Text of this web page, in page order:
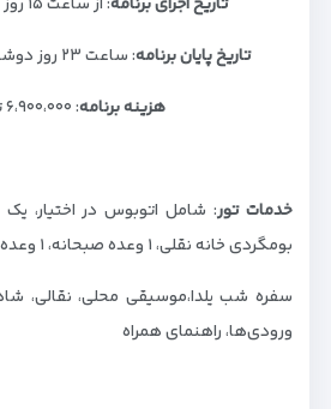
تاریخ پایان برنامه: ساعت ۲۳ روز دوشنبه ۱ دی ماه ۱۴۰۴
هزینه برنامه: ۶،۹۰۰،۰۰۰ تومان
خدمات تور: شامل اتوبوس در اختیار،
بومگردی خانه نقلی، ۱ وعده صبحانه، ۱ وعده شام، ۱ وعده ناهار،
سفره شب یلدا،موسیقی محلی، نقالی،
ورودی‌ها، راهنمای همراه